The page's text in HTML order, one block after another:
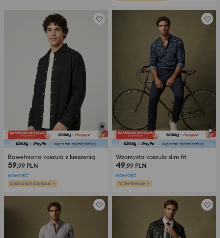
Bawełniana koszula z kieszenią
59,99 PLN
NOWOŚĆ
Coolcation Campus
Wzorzysta koszula slim fit
49,99 PLN
NOWOŚĆ
To the Silence